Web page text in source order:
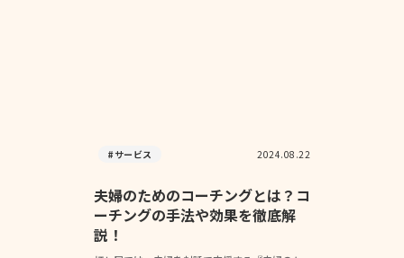
#サービス 2024.08.22
夫婦のためのコーチングとは？コ
ーチングの手法や効果を徹底解
説！